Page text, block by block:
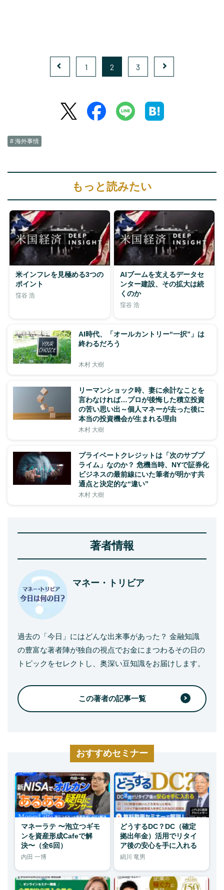
1 2 3
# 海外事情
もっと読みたい
米インフレを見極める3つの
ポイント
窪谷 浩
AIブームを支えるデータセ
ンター建設、その拡大は続
くのか
窪谷 浩
AI時代、「オールカントリー“一択”」は
終わるだろう
木村 大樹
リーマンショック時、妻に余計なことを
言わなければ…プロが後悔した積立投資
の苦い思い出～個人マネーが去った後に
本当の投資機会が生まれる理由
木村 大樹
プライベートクレジットは「次のサブプ
ライム」なのか？ 危機当時、NYで証券化
ビジネスの最前線にいた筆者が明かす共
通点と決定的な“違い”
木村 大樹
著者情報
マネー・トリビア
過去の「今日」にはどんな出来事があった？ 金融知識
の豊富な著者陣が独自の視点でお金にまつわるその日の
トピックをセレクトし、奥深い豆知識をお届けします。
この著者の記事一覧
おすすめセミナー
マネーラテ 〜泡立つギモ
ンを資産形成Cafeで解
決〜（全6回）
内田 一博
どうするDC？DC（確定
拠出年金）活用でリタイ
ア後の安心を手に入れる
絹川 竜男